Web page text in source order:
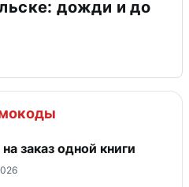
дожди и до
заказ одной книги